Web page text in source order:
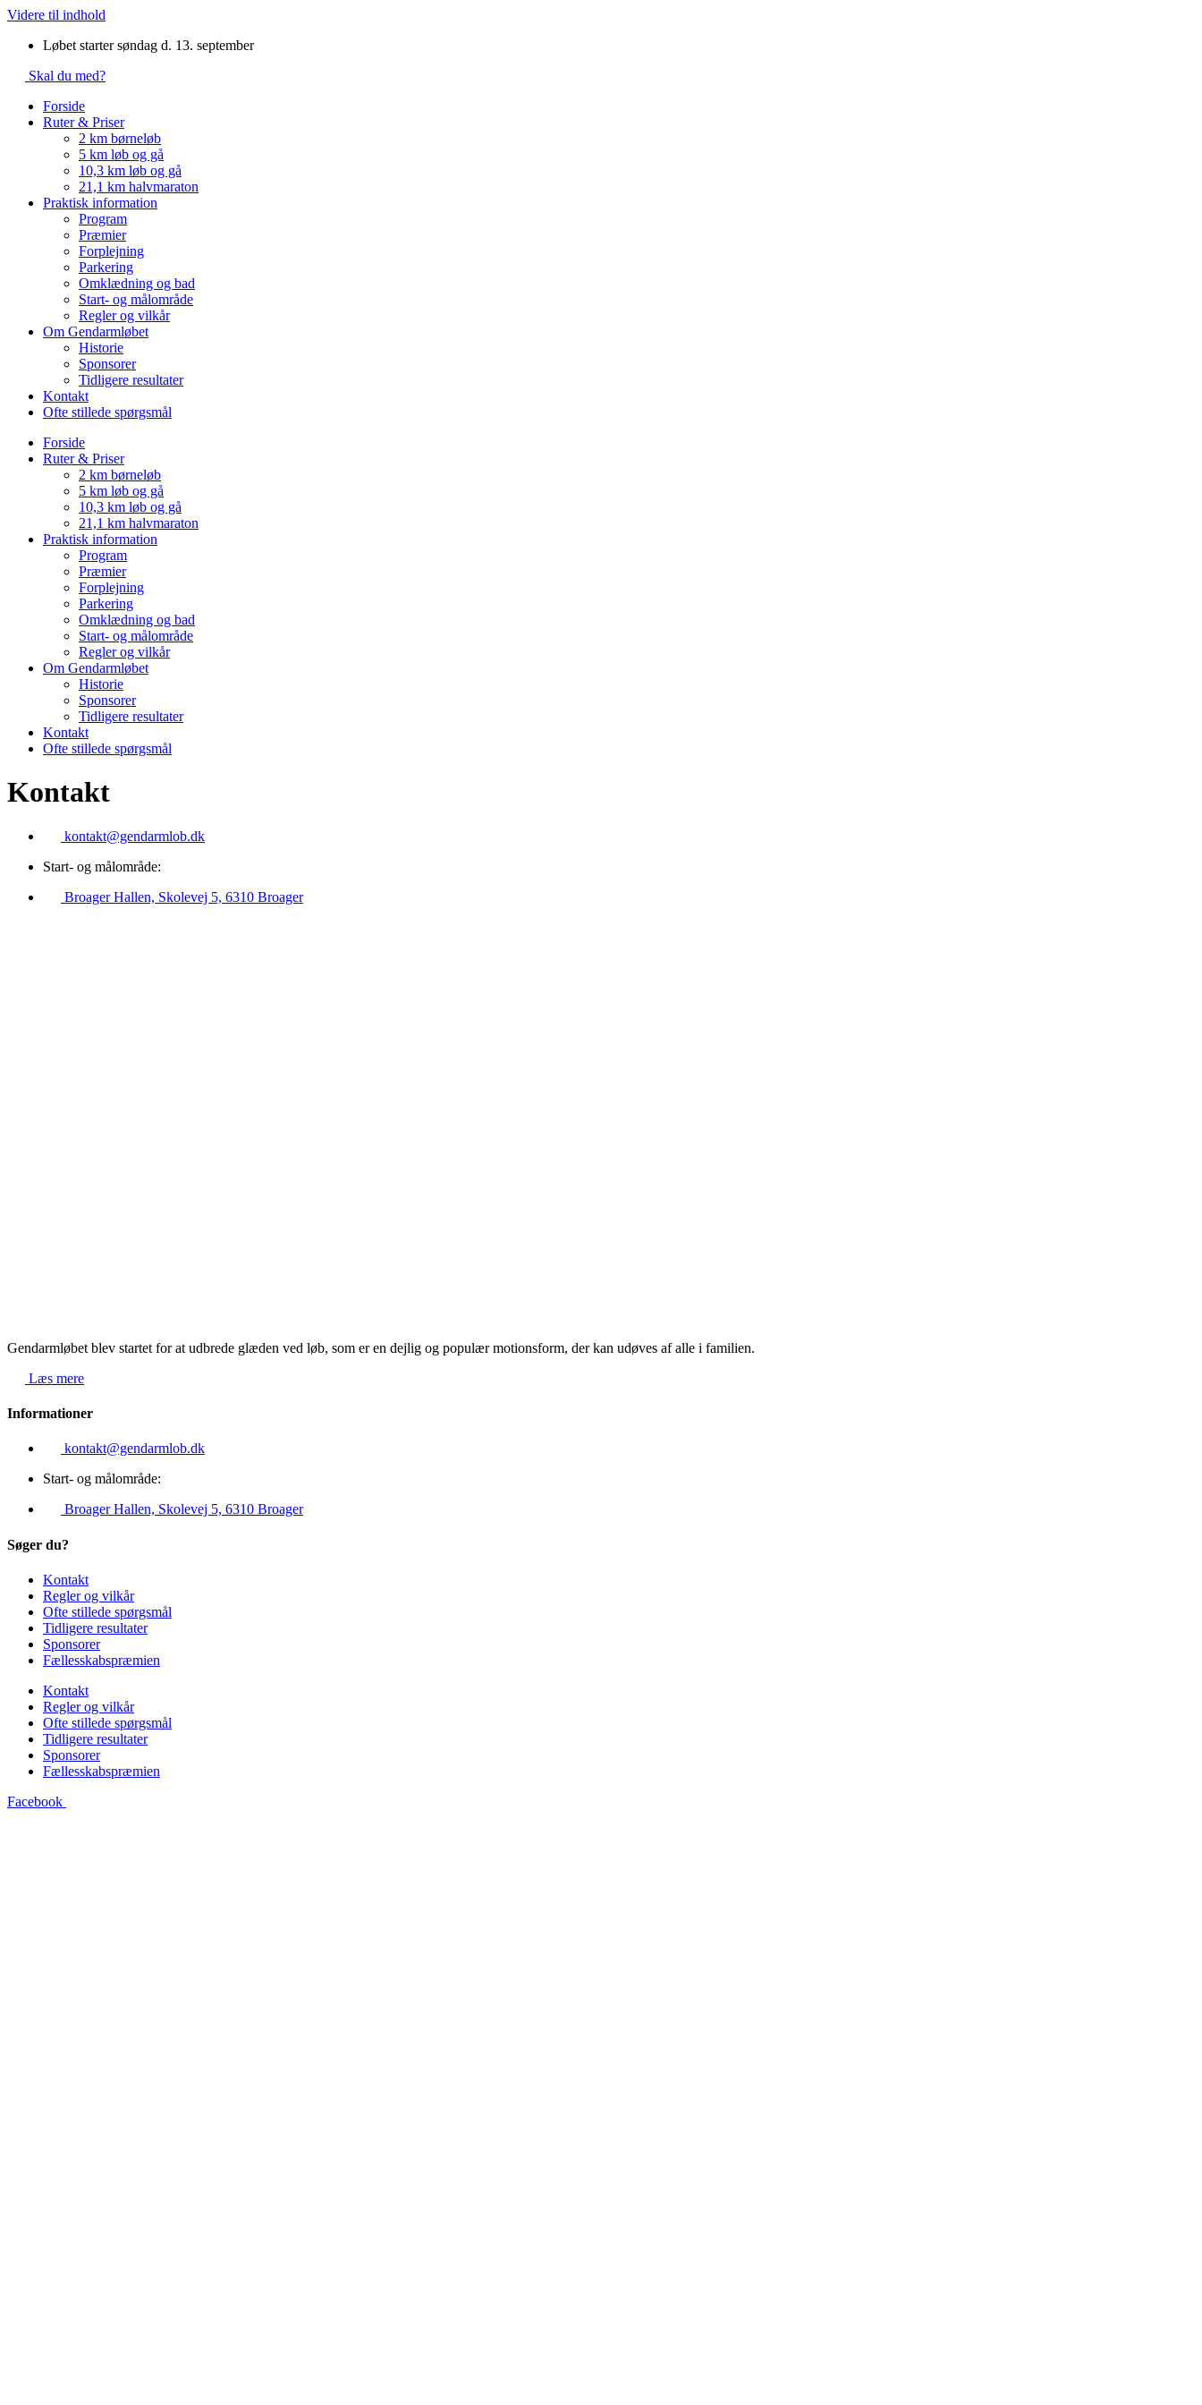
Videre til indhold
Løbet starter søndag d. 13. september
Skal du med?
Forside
Ruter & Priser
2 km børneløb
5 km løb og gå
10,3 km løb og gå
21,1 km halvmaraton
Praktisk information
Program
Præmier
Forplejning
Parkering
Omklædning og bad
Start- og målområde
Regler og vilkår
Om Gendarmløbet
Historie
Sponsorer
Tidligere resultater
Kontakt
Ofte stillede spørgsmål
Forside
Ruter & Priser
2 km børneløb
5 km løb og gå
10,3 km løb og gå
21,1 km halvmaraton
Praktisk information
Program
Præmier
Forplejning
Parkering
Omklædning og bad
Start- og målområde
Regler og vilkår
Om Gendarmløbet
Historie
Sponsorer
Tidligere resultater
Kontakt
Ofte stillede spørgsmål
Kontakt
kontakt@gendarmlob.dk
Start- og målområde:
Broager Hallen, Skolevej 5, 6310 Broager
Gendarmløbet blev startet for at udbrede glæden ved løb, som er en dejlig og populær motionsform, der kan udøves af alle i familien.
Læs mere
Informationer
kontakt@gendarmlob.dk
Start- og målområde:
Broager Hallen, Skolevej 5, 6310 Broager
Søger du?
Kontakt
Regler og vilkår
Ofte stillede spørgsmål
Tidligere resultater
Sponsorer
Fællesskabspræmien
Kontakt
Regler og vilkår
Ofte stillede spørgsmål
Tidligere resultater
Sponsorer
Fællesskabspræmien
Facebook